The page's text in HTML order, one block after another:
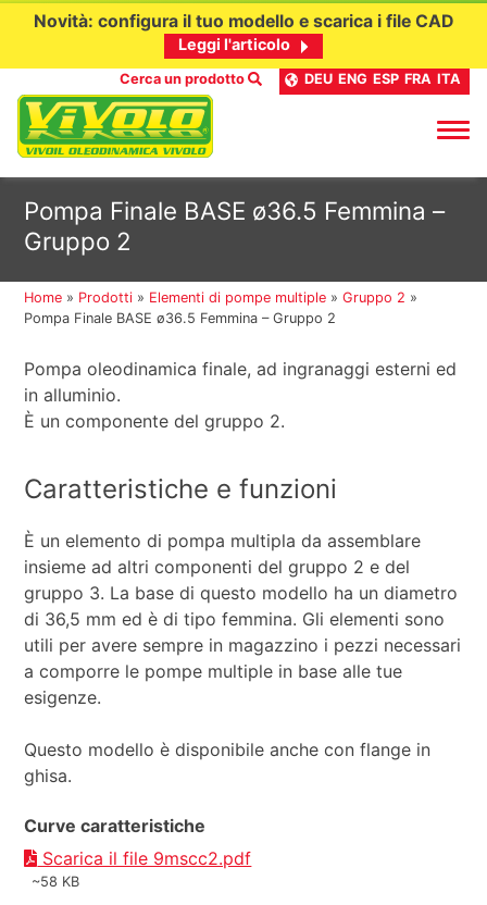
contenuto
Novità: configura il tuo modello e scarica i file CAD
Leggi l'articolo
Cerca un prodotto DEU ENG ESP FRA ITA
Pompa Finale BASE ø36.5 Femmina –
Gruppo 2
Home » Prodotti » Elementi di pompe multiple »Gruppo 2 »
Pompa Finale BASE ø36.5 Femmina – Gruppo 2
Pompa oleodinamica finale, ad ingranaggi esterni ed
in alluminio.
È un componente del gruppo 2.
Caratteristiche e funzioni
È un elemento di pompa multipla da assemblare
insieme ad altri componenti del gruppo 2 e del
gruppo 3. La base di questo modello ha un diametro
di 36,5 mm ed è di tipo femmina. Gli elementi sono
utili per avere sempre in magazzino i pezzi necessari
a comporre le pompe multiple in base alle tue
esigenze.
Questo modello è disponibile anche con flange in
ghisa.
Curve caratteristiche
Scarica il file 9mscc2.pdf
~58 KB